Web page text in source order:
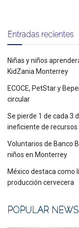
Entradas recientes
Niñas y niños
KidZania Monterrey
ECOCE, PetStar y
circular
Se pierde 1 de cada 3
ineficiente de recursos
Voluntarios de Banco
niños en Monterrey
México destaca como
producción cervecera
POPULAR NEWS